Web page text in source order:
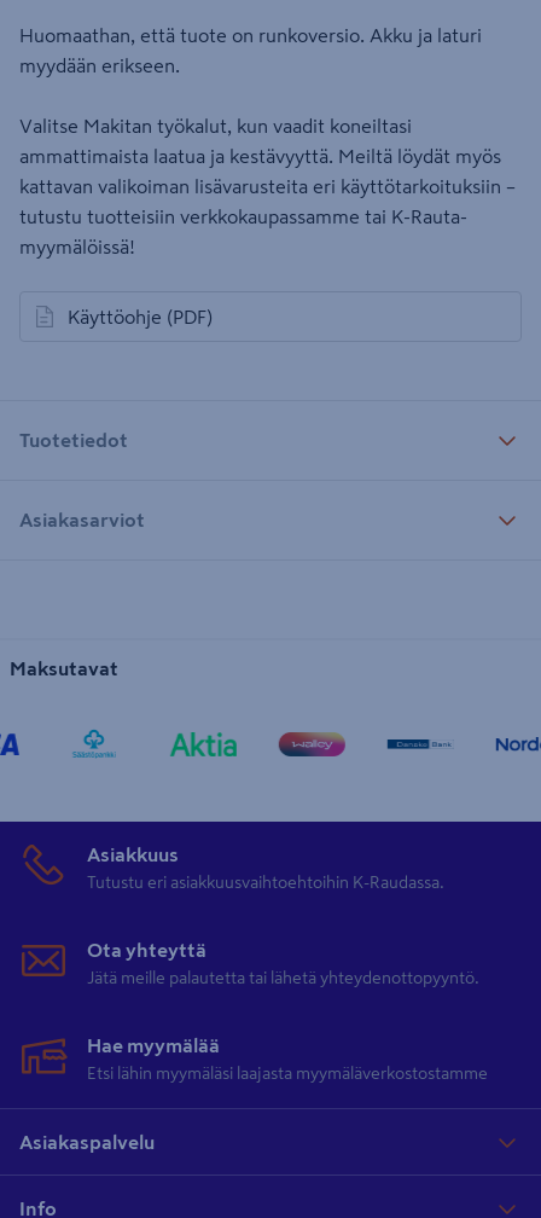
Huomaathan, että tuote on runkoversio. Akku ja laturi
myydään erikseen.
Valitse Makitan työkalut, kun vaadit koneiltasi
ammattimaista laatua ja kestävyyttä. Meiltä löydät myös
kattavan valikoiman lisävarusteita eri käyttötarkoituksiin –
tutustu tuotteisiin verkkokaupassamme tai K-Rauta-
myymälöissä!
Käyttöohje (PDF)
avautuu uuteen välilehteen
Tuotetiedot
Asiakasarviot
Maksutavat
Asiakkuus
Tutustu eri asiakkuusvaihtoehtoihin K-Raudassa.
Ota yhteyttä
Jätä meille palautetta tai lähetä yhteydenottopyyntö.
Hae myymälää
Etsi lähin myymäläsi laajasta myymäläverkostostamme
Asiakaspalvelu
Info